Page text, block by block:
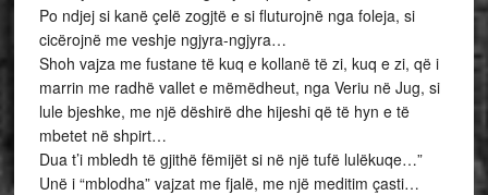
Po ndjej si kanë çelë zogjtë e si fluturojnë nga foleja, si
cicërojnë me veshje ngjyra-ngjyra…
Shoh vajza me fustane të kuq e kollanë të zi, kuq e zi, që i
marrin me radhë vallet e mëmëdheut, nga Veriu në Jug, si
lule bjeshke, me një dëshirë dhe hijeshi që të hyn e të
mbetet në shpirt…
Dua t’i mbledh të gjithë fëmijët si në një tufë lulëkuqe…”
Unë i “mblodha” vajzat me fjalë, me një meditim çasti…